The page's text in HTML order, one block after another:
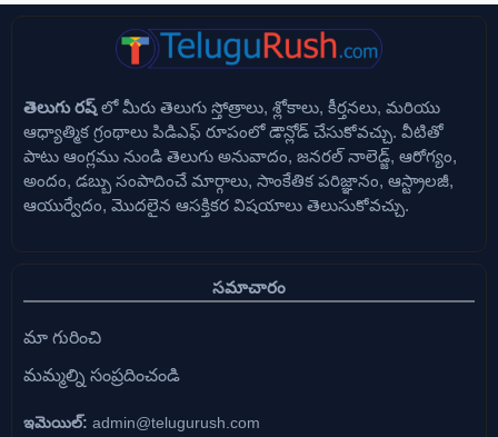
తెలుగు రష్ లో మీరు తెలుగు స్తోత్రాలు, శ్లోకాలు, కీర్తనలు, మరియు
ఆధ్యాత్మిక గ్రంథాలు పిడిఎఫ్ రూపంలో డౌన్లోడ్ చేసుకోవచ్చు. వీటితో
పాటు ఆంగ్లము నుండి తెలుగు అనువాదం, జనరల్ నాలెడ్జ్, ఆరోగ్యం,
అందం, డబ్బు సంపాదించే మార్గాలు, సాంకేతిక పరిజ్ఞానం, ఆస్ట్రాలజీ,
ఆయుర్వేదం, మొదలైన ఆసక్తికర విషయాలు తెలుసుకోవచ్చు.
సమాచారం
మా గురించి
మమ్మల్ని సంప్రదించండి
ఇమెయిల్: admin@telugurush.com